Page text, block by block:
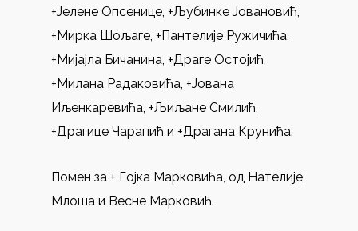
+Јелене Опсенице, +Љубинке Јовановић,
+Мирка Шољаге, +Пантелије Ружичића,
+Мијајла Бичанина, +Драге Остојић,
+Милана Радаковића, +Јована
Иљенкаревића, +Љиљане Смилић,
+Драгице Чарапић и +Драгана Крунића.
Помен за + Гојка Марковића, од Нателије,
Млоша и Весне Марковић.